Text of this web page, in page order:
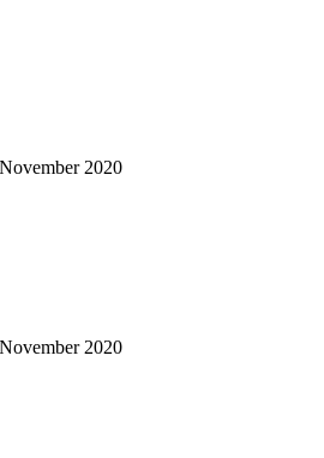
2020
2020